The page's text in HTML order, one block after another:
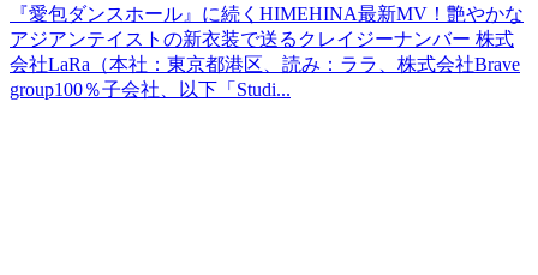
『愛包ダンスホール』に続くHIMEHINA最新MV！艶やかな
アジアンテイストの新衣装で送るクレイジーナンバー 株式
会社LaRa（本社：東京都港区、読み：ララ、株式会社Brave
group100％子会社、以下「Studi...